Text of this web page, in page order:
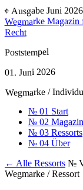
⌖ Ausgabe Juni 2026
Wegmarke Magazin
Recht
Poststempel
01. Juni 2026
Wegmarke /
№ 01 Start
№ 02 Magazin
№ 03 Ressorts
№ 04 Über
← Alle Ressorts №
Wegmarke / Ressort